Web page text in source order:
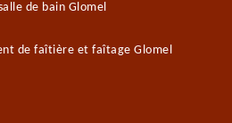
de bain Glomel
de faîtière et faîtage Glomel